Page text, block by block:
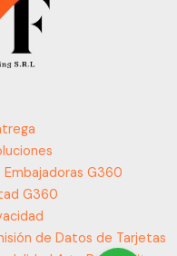
G360
G360
de Datos de Tarjetas